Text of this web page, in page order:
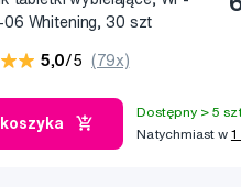
Whitening, 30 szt
5,0/5 (79x)
koszyka
Dostępny > 5
Natychmiast w 1